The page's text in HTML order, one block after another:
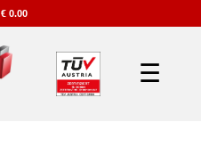
€ 0.00
☰